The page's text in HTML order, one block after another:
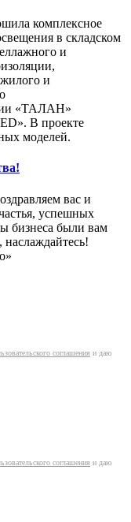
комплексное
в складском
и
и
«ТАЛАН»
В проекте
моделей.
вас и
успешных
бизнеса были вам
соглашения и даю
соглашения и даю